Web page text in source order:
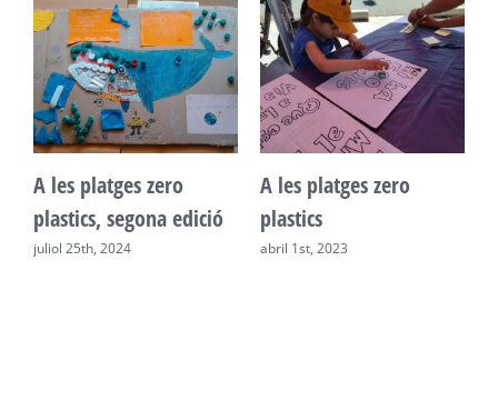
A les platges zero
plastics, segona edició
juliol 25th, 2024
A les platges zero
plastics
abril 1st, 2023